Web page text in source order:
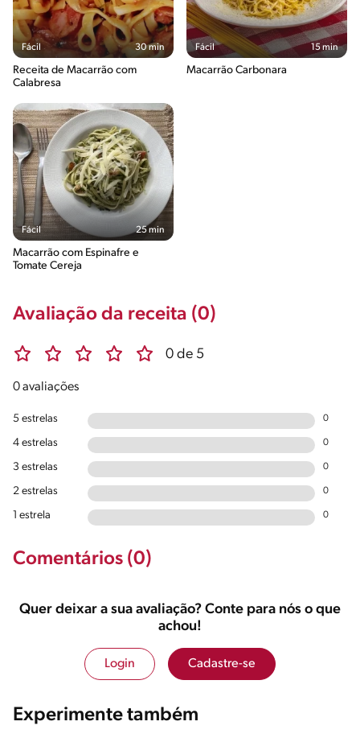
Fácil 30 min
Receita de Macarrão com
Calabresa
Fácil 15 min
Macarrão Carbonara
Fácil 25 min
Macarrão com Espinafre e
Tomate Cereja
Avaliação da receita (0)
0 de 5
0 avaliações
5 estrelas 0
4 estrelas 0
3 estrelas 0
2 estrelas 0
1 estrela 0
Comentários (0)
Quer deixar a sua avaliação? Conte para nós o que
achou!
Login Cadastre-se
Experimente também